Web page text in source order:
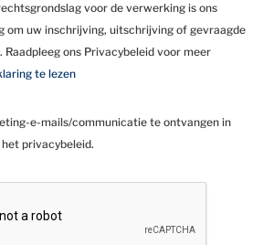
voor de verwerking is ons
om uw inschrijving, uitschrijving of gevraagde
ons Privacybeleid voor meer
te lezen
e-mails/communicatie te ontvangen in
privacybeleid.